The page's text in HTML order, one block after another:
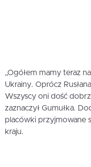
„Ogółem mamy teraz
Ukrainy. Oprócz
Wszyscy oni dość
zaznaczył Gumułka.
placówki przyjmowane
kraju.